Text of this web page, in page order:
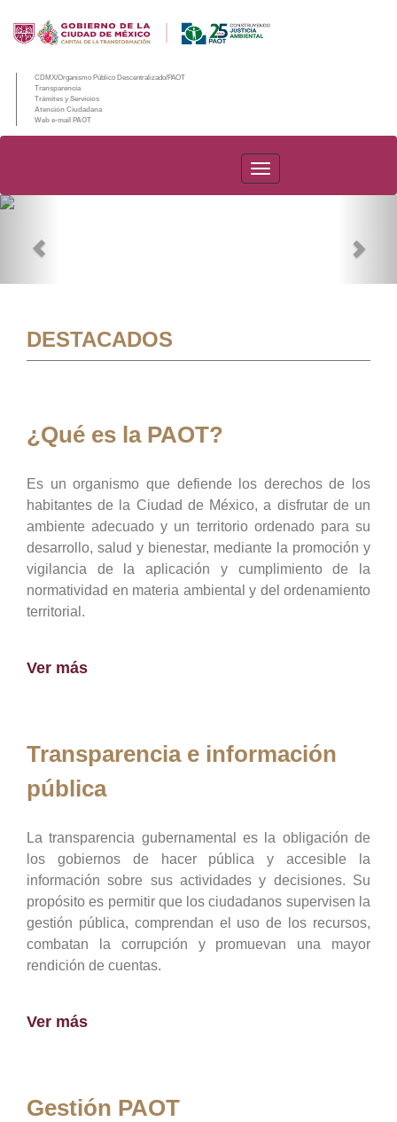
CDMX/Organismo Público Descentralizado/PAOT
Transparencia
Trámites y Servicios
Atención Ciudadana
Web e-mail PAOT
PAOT
DESTACADOS
¿Qué es la PAOT?
Es un organismo que defiende los derechos de los
habitantes de la Ciudad de México, a disfrutar de un
ambiente adecuado y un territorio ordenado para su
desarrollo, salud y bienestar, mediante la promoción y
vigilancia de la aplicación y cumplimiento de la
normatividad en materia ambiental y del ordenamiento
territorial.
Ver más
Transparencia e información
pública
La transparencia gubernamental es la obligación de
los gobiernos de hacer pública y accesible la
información sobre sus actividades y decisiones. Su
propósito es permitir que los ciudadanos supervisen la
gestión pública, comprendan el uso de los recursos,
combatan la corrupción y promuevan una mayor
rendición de cuentas.
Ver más
Gestión PAOT